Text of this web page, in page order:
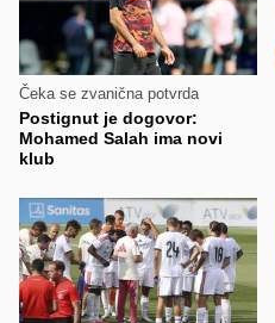
Čeka se zvanična potvrda
Postignut je dogovor:
Mohamed Salah ima novi
klub